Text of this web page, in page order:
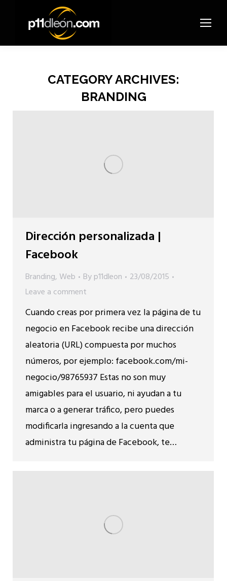
CATEGORY ARCHIVES:
BRANDING
Dirección personalizada |
Facebook
Branding, Web Byp11dleon
23/08/2015
Leave a comment
Cuando creas por primera vez la página de tu
negocio en Facebook recibe una dirección
aleatoria (URL) compuesta por muchos
números, por ejemplo: facebook.com/mi-
negocio/98765937 Estas no son muy
amigables para el usuario, ni ayudan a tu
marca o a generar tráfico, pero puedes
modificarla ingresando a la cuenta que
administra tu página de Facebook, te…